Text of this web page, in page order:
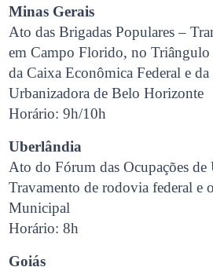
Minas Gerais
Ato das Brigadas Populares –
em Campo Florido, no
da Caixa Econômica Federal e
Urbanizadora de Belo Horizonte
Horário: 9h/10h
Uberlândia
Ato do Fórum das Ocupações de
Travamento de rodovia federal e
Municipal
Horário: 8h
Goiás